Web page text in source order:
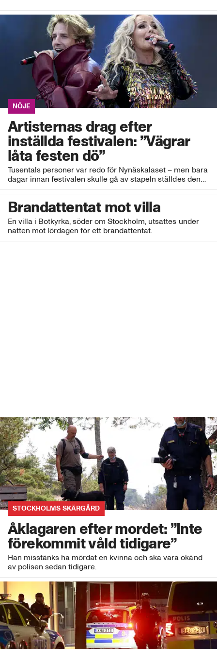
NÖJE
Artisternas drag efter
inställda festivalen: ”Vägrar
låta festen dö”
Tusentals personer var redo för Nynäskalaset – men bara
dagar innan festivalen skulle gå av stapeln ställdes den…
Brandattentat mot villa
En villa i Botkyrka, söder om Stockholm, utsattes under
natten mot lördagen för ett brandattentat.
STOCKHOLMS SKÄRGÅRD
Åklagaren efter mordet: ”Inte
förekommit våld tidigare”
Han misstänks ha mördat en kvinna och ska vara okänd
av polisen sedan tidigare.